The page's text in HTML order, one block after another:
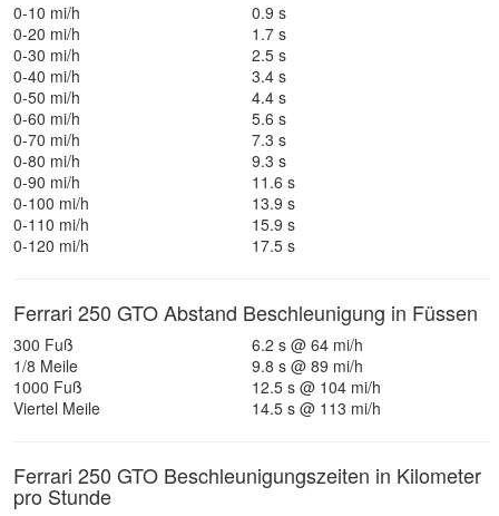
0-10 mi/h
0.9 s
0-20 mi/h
1.7 s
0-30 mi/h
2.5 s
0-40 mi/h
3.4 s
0-50 mi/h
4.4 s
0-60 mi/h
5.6 s
0-70 mi/h
7.3 s
0-80 mi/h
9.3 s
0-90 mi/h
11.6 s
0-100 mi/h
13.9 s
0-110 mi/h
15.9 s
0-120 mi/h
17.5 s
Ferrari 250 GTO Abstand Beschleunigung in Füssen
300 Fuß
6.2 s @ 64 mi/h
1/8 Meile
9.8 s @ 89 mi/h
1000 Fuß
12.5 s @ 104 mi/h
Viertel Meile
14.5 s @ 113 mi/h
Ferrari 250 GTO Beschleunigungszeiten in Kilometer
pro Stunde